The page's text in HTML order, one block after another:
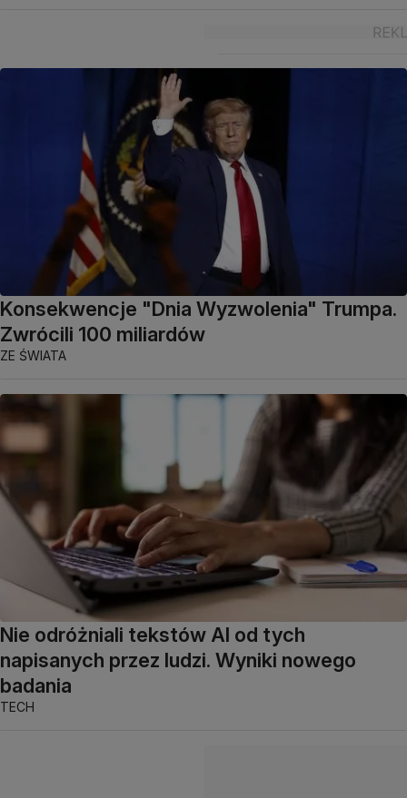
Konsekwencje "Dnia Wyzwolenia" Trumpa.
Zwrócili 100 miliardów
ZE ŚWIATA
Nie odróżniali tekstów AI od tych
napisanych przez ludzi. Wyniki nowego
badania
TECH